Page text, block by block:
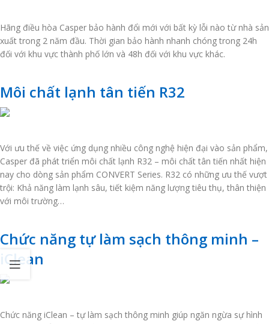
Hãng điều hòa Casper bảo hành đổi mới với bất kỳ lỗi nào từ nhà sản
xuất trong 2 năm đầu. Thời gian bảo hành nhanh chóng trong 24h
đối với khu vực thành phố lớn và 48h đối với khu vực khác.
Môi chất lạnh tân tiến R32
Với ưu thế về việc ứng dụng nhiều công nghệ hiện đại vào sản phẩm,
Casper đã phát triển môi chất lạnh R32 – môi chất tân tiến nhất hiện
nay cho dòng sản phẩm CONVERT Series. R32 có những ưu thế vượt
trội: Khả năng làm lạnh sâu, tiết kiệm năng lượng tiêu thụ, thân thiện
với môi trường…
Chức năng tự làm sạch thông minh –
iClean
Chức năng iClean – tự làm sạch thông minh giúp ngăn ngừa sự hình